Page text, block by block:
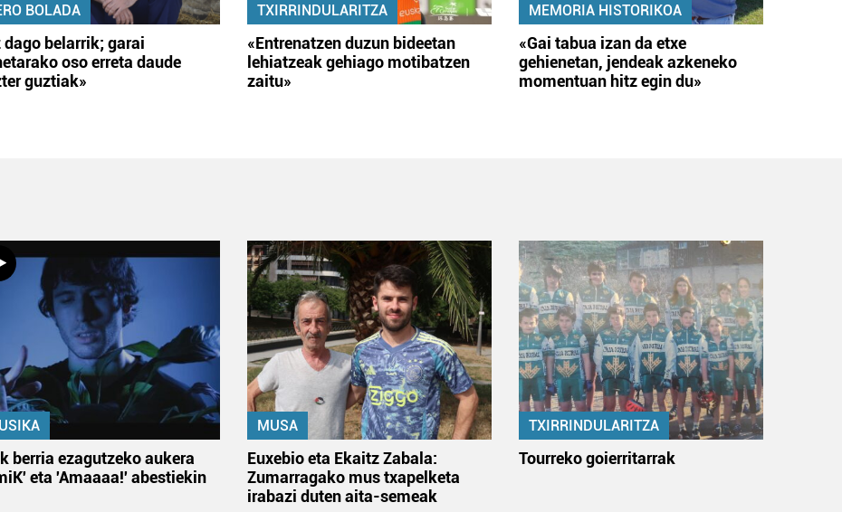
BOLADA
dago belarrik; garai
oso erreta daude
guztiak»
TXIRRINDULARITZA
«Entrenatzen duzun bideetan
lehiatzeak gehiago motibatzen
zaitu»
MEMORIA HISTORIKOA
«Gai tabua izan da etxe
gehienetan, jendeak azkeneko
momentuan hitz egin du»
berria ezagutzeko aukera
eta 'Amaaaa!' abestiekin
MUSA
Euxebio eta Ekaitz Zabala:
Zumarragako mus txapelketa
irabazi duten aita-semeak
TXIRRINDULARITZA
Tourreko goierritarrak